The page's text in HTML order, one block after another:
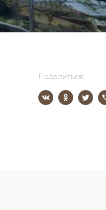
Поделиться: